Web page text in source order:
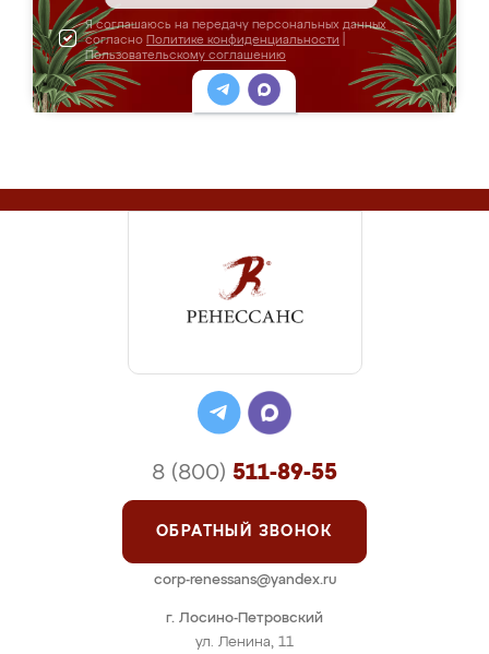
Я соглашаюсь на передачу персональных данных
согласно Политике конфиденциальности
Пользовательскому соглашению
г. Лосино-Петровский
ул. Ленина, 11
8 (800) 511-89-55
ОБРАТНЫЙ ЗВОНОК
corp-renessans@yandex.ru